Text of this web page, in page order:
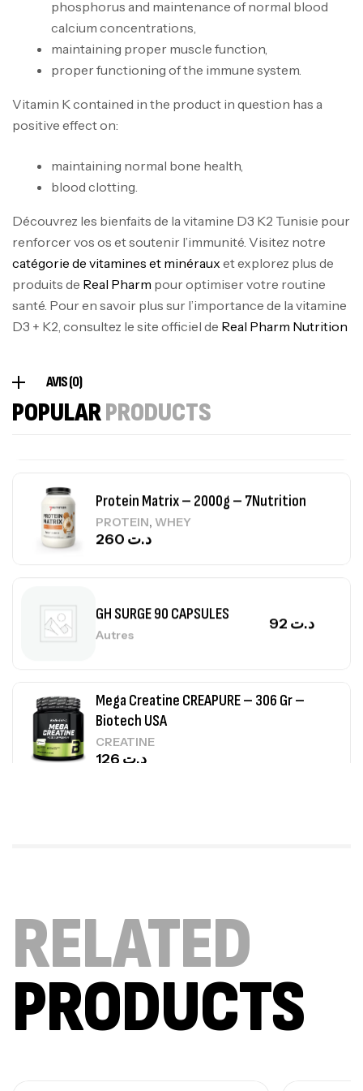
phosphorus and maintenance of normal blood
calcium concentrations,
maintaining proper muscle function,
proper functioning of the immune system.
Vitamin K contained in the product in question has a
positive effect on:
maintaining normal bone health,
blood clotting.
Découvrez les bienfaits de la vitamine D3 K2 Tunisie pour
renforcer vos os et soutenir l’immunité. Visitez notre
catégorie de vitamines et minéraux et explorez plus de
produits de Real Pharm pour optimiser votre routine
santé. Pour en savoir plus sur l’importance de la vitamine
D3 + K2, consultez le site officiel de Real Pharm Nutrition
AVIS (0)
POPULARPRODUCTS
Mega Creatine CREAPURE – 306 Gr –
Biotech USA
CREATINE
100% Pure Whey – 2,27kg – BIOTECHUSA
Autres
Omega 3 – 100 Gélules – Scitec Nutrition
Autres
د.ت 84
CREATINE
PROTEIN,WHEY
د.ت 260
Autres
Biotech USA
CREATINE
د.ت126
Autres
د.ت84
Creatine (CreapureⓇ) – 500g –
7Nutrition
RELATED
PRODUCTS